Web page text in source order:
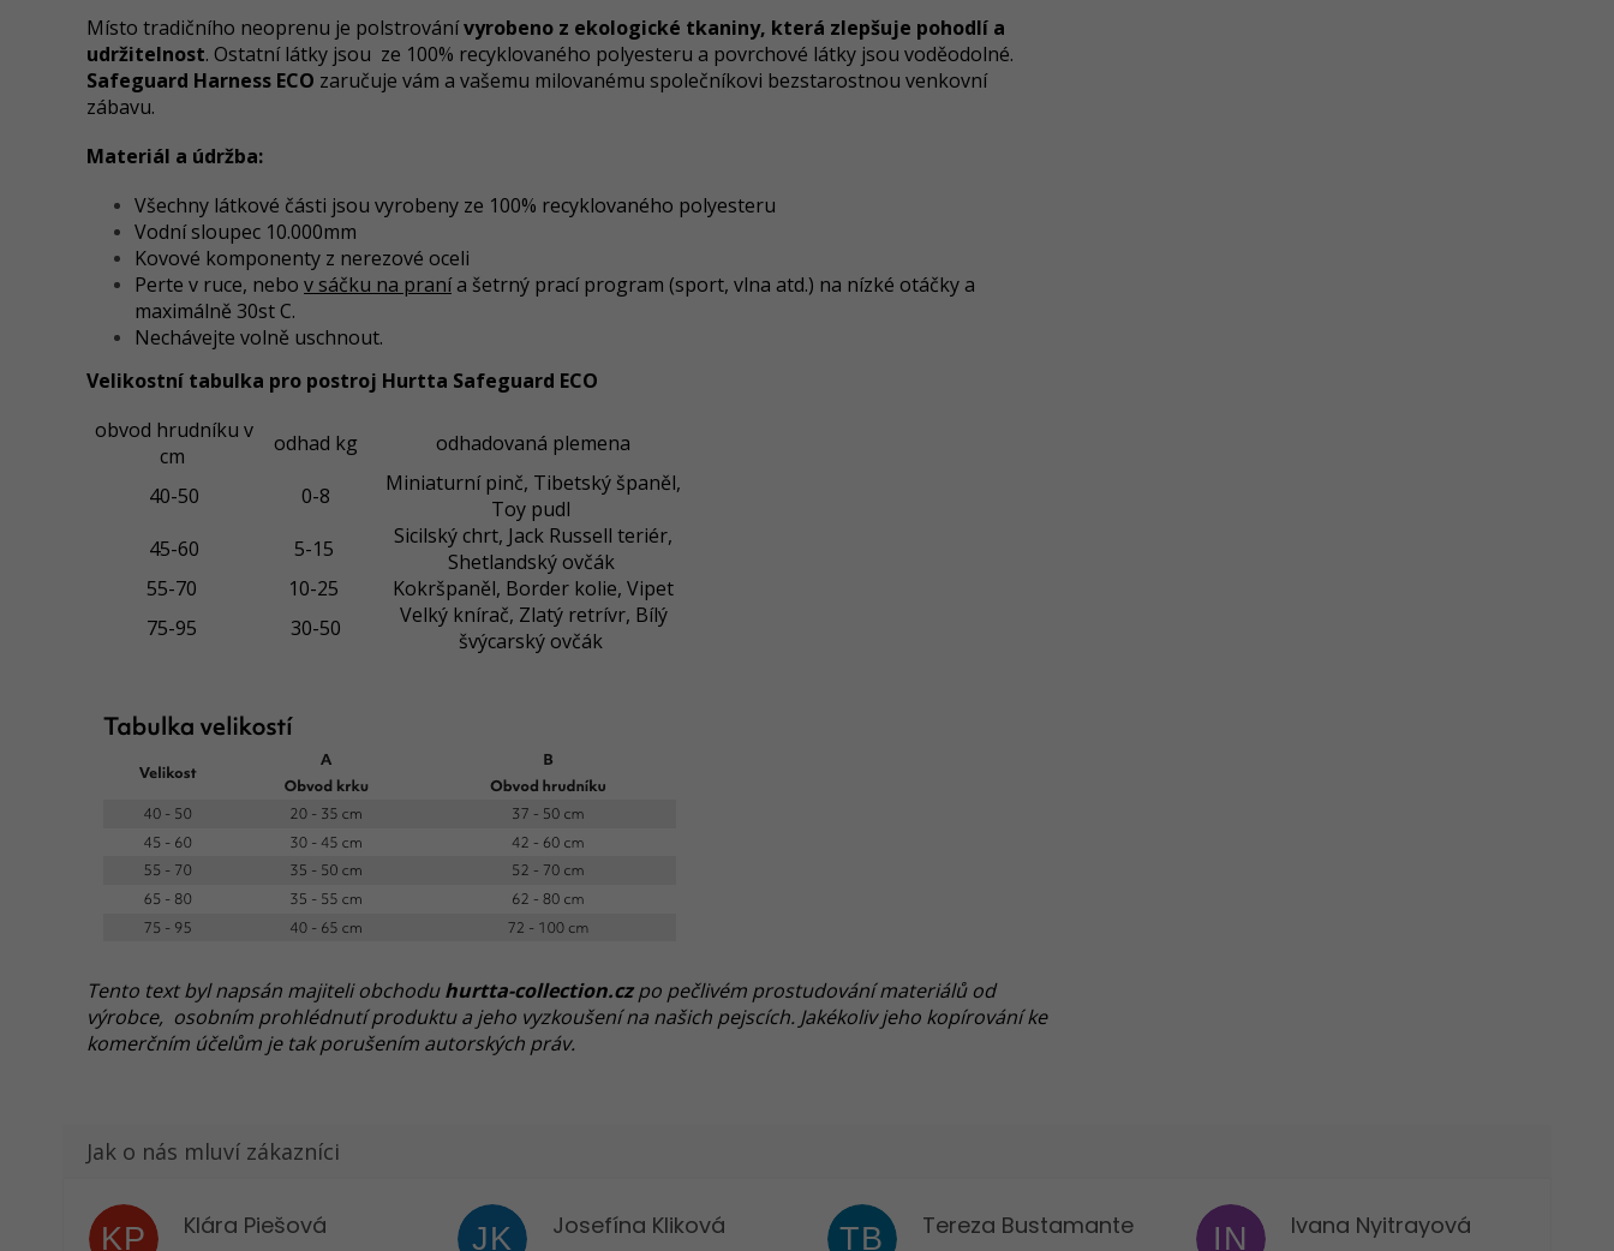
Místo tradičního neoprenu je polstrovánívyrobeno z ekologické tkaniny, která zlepšuje pohodlí a
udržitelnost. Ostatní látky jsou ze 100% recyklovaného polyesteru a povrchové látky jsou voděodolné.
Safeguard Harness ECO zaručuje vám a vašemu milovanému společníkovi bezstarostnou venkovní
zábavu.
Materiál a údržba:
Všechny látkové části jsou vyrobeny ze 100% recyklovaného polyesteru
Vodní sloupec 10.000mm
Kovové komponenty z nerezové oceli
Perte v ruce, nebo v sáčku na pranía šetrný prací program (sport, vlna atd.) na nízké otáčky a
maximálně 30st C.
Nechávejte volně uschnout.
Velikostní tabulka pro postroj Hurtta Safeguard ECO
obvod hrudníku v
cm
odhad kg
odhadovaná plemena
40-50
0-8
Miniaturní pinč, Tibetský španěl,
Toy pudl
45-60
5-15
Sicilský chrt, Jack Russell teriér,
Shetlandský ovčák
55-70
10-25
Kokršpaněl, Border kolie, Vipet
75-95
30-50
Velký knírač, Zlatý retrívr, Bílý
švýcarský ovčák
Tento text byl napsán majiteli obchoduhurtta-collection.czpo pečlivém prostudování materiálů od
výrobce, osobním prohlédnutí produktu a jeho vyzkoušení na našich pejscích. Jakékoliv jeho kopírování ke
komerčním účelům je tak porušením autorských práv.
KP Klára Piešová JK Josefína Kliková TB Tereza Bustamante IN Ivana Nyitrayová